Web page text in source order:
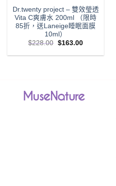
Dr.twenty project – 雙效瑩透
Vita C爽膚水 200ml （限時
85折，送Laneige睡眠面膜
10ml）
$228.00 Original
was:
$163.00Current
is: